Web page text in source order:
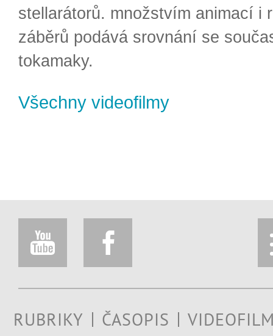
stellarátorů. množstvím animací i
záběrů podává srovnání se
tokamaky.
Všechny videofilmy
RUBRIKY ČASOPIS